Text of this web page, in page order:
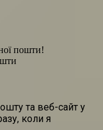
пошти!
та веб-сайт у
коли я